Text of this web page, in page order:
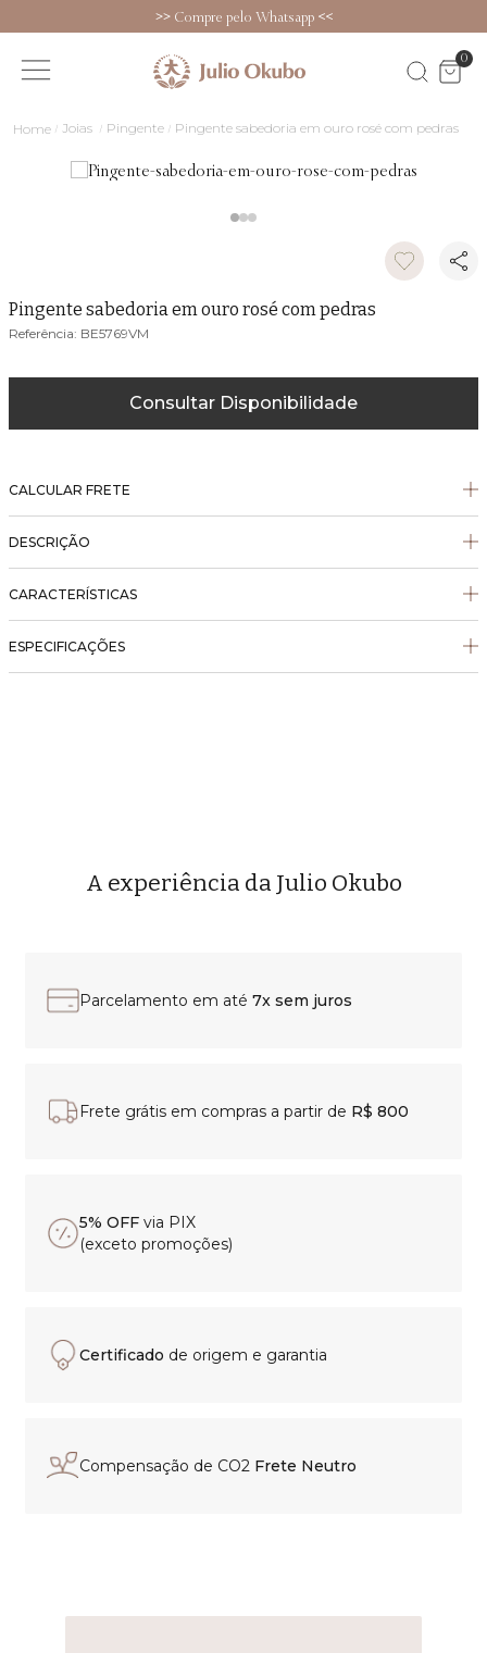
>>Compre pelo Whatsapp <<
0
Joias Pingente Pingente sabedoria em ouro rosé com pedras
Pingente sabedoria em ouro rosé com pedras
BE5769VM
Consultar Disponibilidade
CALCULAR FRETE
DESCRIÇÃO
CARACTERÍSTICAS
ESPECIFICAÇÕES
A experiência da Julio Okubo
Parcelamento em até 7x sem juros
Frete grátis em compras a partir de R$ 800
5% OFF via PIX
(exceto promoções)
Certificado de origem e garantia
Compensação de CO2 Frete Neutro